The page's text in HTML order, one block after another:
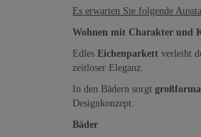
Es erwarten Sie folgende
Wohnen mit Charakter und
Edles Eichenparkett verleiht
zeitloser Eleganz.
In den Bädern sorgt
Designkonzept.
Bäder